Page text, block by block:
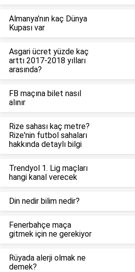
Almanya'nın kaç Dünya
Kupası var
Asgari ücret yüzde kaç
arttı 2017-2018 yılları
arasında?
FB maçına bilet nasıl
alınır
Rize sahası kaç metre?
Rize'nin futbol sahaları
hakkında detaylı bilgi
Trendyol 1. Lig maçları
hangi kanal verecek
Din nedir bilim nedir?
Fenerbahçe maça
gitmek için ne gerekiyor
Rüyada alerji olmak ne
demek?